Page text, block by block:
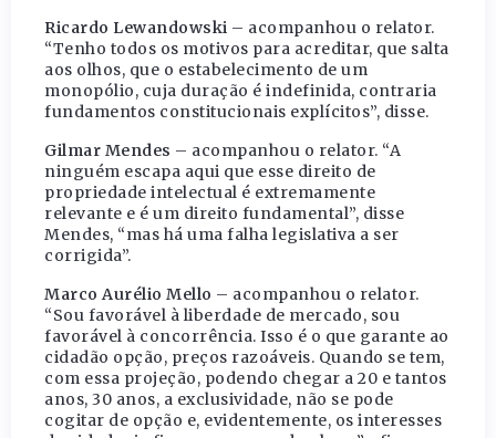
Ricardo Lewandowski – acompanhou o relator.
“Tenho todos os motivos para acreditar, que salta
aos olhos, que o estabelecimento de um
monopólio, cuja duração é indefinida, contraria
fundamentos constitucionais explícitos”, disse.
Gilmar Mendes – acompanhou o relator. “A
ninguém escapa aqui que esse direito de
propriedade intelectual é extremamente
relevante e é um direito fundamental”, disse
Mendes, “mas há uma falha legislativa a ser
corrigida”.
Marco Aurélio Mello – acompanhou o relator.
“Sou favorável à liberdade de mercado, sou
favorável à concorrência. Isso é o que garante ao
cidadão opção, preços razoáveis. Quando se tem,
com essa projeção, podendo chegar a 20 e tantos
anos, 30 anos, a exclusividade, não se pode
cogitar de opção e, evidentemente, os interesses